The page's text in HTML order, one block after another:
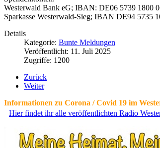
Westerwald Bank eG; IBAN: DE06 5739 1800
Sparkasse Westerwald-Sieg; IBAN DE94 5735
Details
Kategorie: Bunte Meldungen
Veröffentlicht: 11. Juli 2025
Zugriffe: 1200
Zurück
Weiter
Informationen zu Corona / Covid 19 im
Hier findet ihr alle veröffentlichten Radio